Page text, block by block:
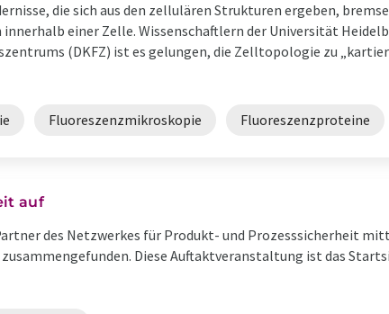
die sich aus den zellulären Strukturen ergeben,
einer Zelle. Wissenschaftlern der Universität
(DKFZ) ist es gelungen, die Zelltopologie zu
Fluoreszenzmikroskopie Fluoreszenzproteine
auf
des Netzwerkes für Produkt- und Prozesssicherheit
Diese Auftaktveranstaltung ist das